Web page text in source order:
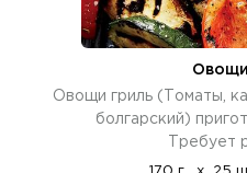
Овощи
Овощи гриль (Томаты,
болгарский)
Требует